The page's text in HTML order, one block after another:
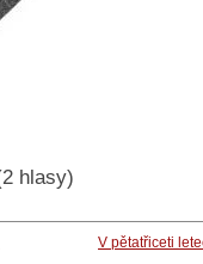
2 hlasy)
V pětatřiceti